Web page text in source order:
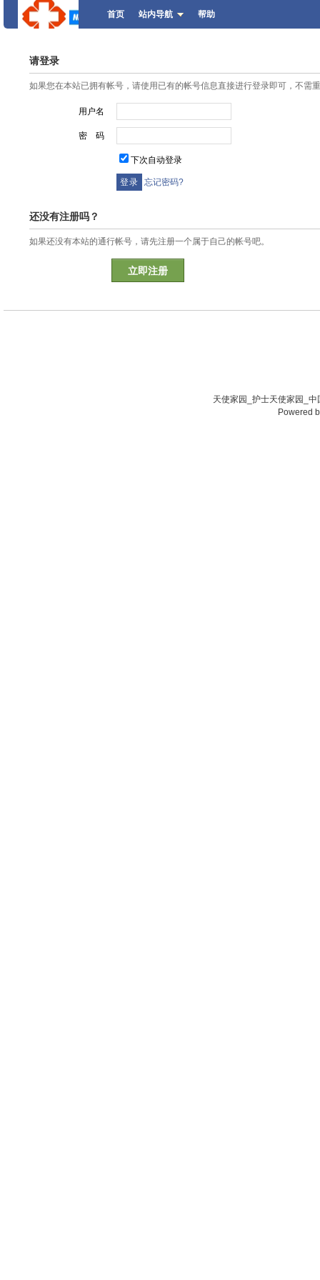
首页 站内导航 帮助
请登录
如果您在本站已拥有帐号，请使用已有的帐号信息直接进行登录即可，不需
用户名
密 码
下次自动登录
忘记密码?
还没有注册吗？
如果还没有本站的通行帐号，请先注册一个属于自己的帐号吧。
立即注册
天使家园_护士天使家园_
Powered